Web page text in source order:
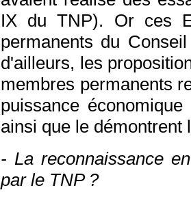
IX du TNP). Or ces
permanents du
d'ailleurs, les
membres permanents
puissance
ainsi que le démontrent
- La reconnaissance
par le TNP ?